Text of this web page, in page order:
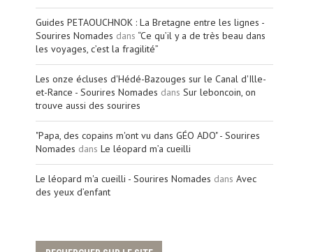
Guides PETAOUCHNOK : La Bretagne entre les lignes -
Sourires Nomades dans “Ce qu’il y a de très beau dans
les voyages, c’est la fragilité”
Les onze écluses d'Hédé-Bazouges sur le Canal d'Ille-
et-Rance - Sourires Nomades dans Sur leboncoin, on
trouve aussi des sourires
"Papa, des copains m'ont vu dans GÉO ADO" - Sourires
Nomades dans Le léopard m’a cueilli
Le léopard m'a cueilli - Sourires Nomades dans Avec
des yeux d’enfant